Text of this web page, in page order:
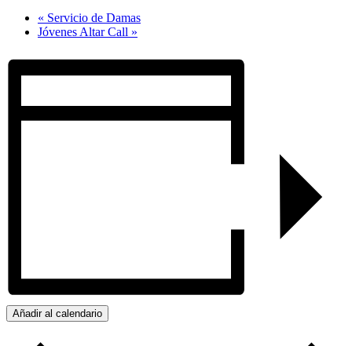
« Servicio de Damas
Jóvenes Altar Call »
Añadir al calendario